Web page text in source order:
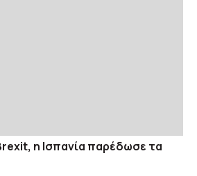
η Ισπανία παρέδωσε τα